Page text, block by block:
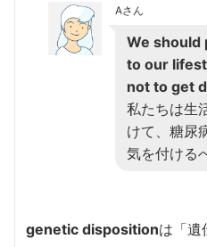
Aさん
We should
to our
not to get
私たちは生
けて、糖尿
気を付ける
genetic dispositionは「遺